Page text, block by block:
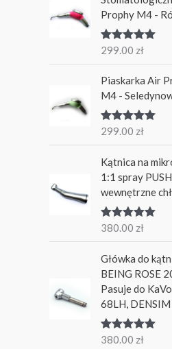
Prophy M4 -
Oceniono
299.00 zł
Piaskarka Air
M4 -
Oceniono
299.00 zł
Kątnica na
1:1 spray
wewnętrzne
Oceniono
380.00 zł
Główka do
BEING ROSE
Pasuje do
68LH,
Oceniono
380.00 zł